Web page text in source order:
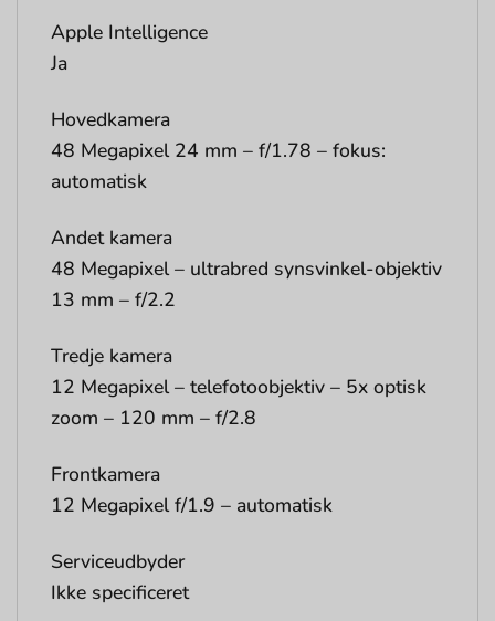
Apple Intelligence
Ja
Hovedkamera
48 Megapixel 24 mm – f/1.78 – fokus:
automatisk
Andet kamera
48 Megapixel – ultrabred synsvinkel-objektiv
13 mm – f/2.2
Tredje kamera
12 Megapixel – telefotoobjektiv – 5x optisk
zoom – 120 mm – f/2.8
Frontkamera
12 Megapixel f/1.9 – automatisk
Serviceudbyder
Ikke specificeret